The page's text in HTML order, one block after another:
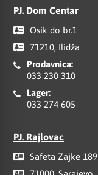
PJ. Dom Centar
Osik do br.1
71210, Ilidža
Prodavnica:
033 230 310
Lager:
033 274 605
PJ. Rajlovac
Safeta Zajke 189